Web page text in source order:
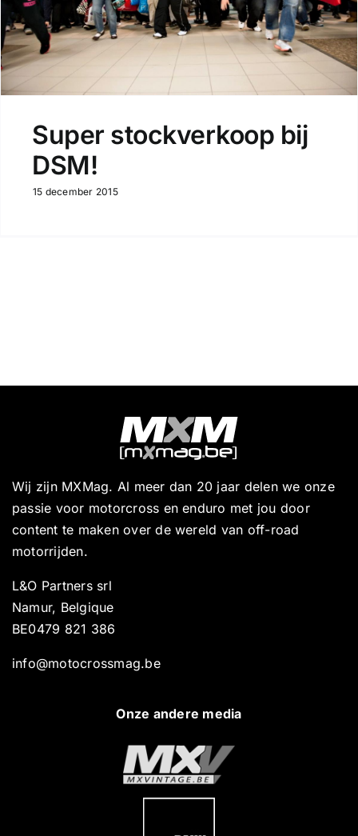
Super stockverkoop bij
DSM!
15 december 2015
Wij zijn MXMag. Al meer dan 20 jaar delen we onze
passie voor motorcross en enduro met jou door
content te maken over de wereld van off-road
motorrijden.
L&O Partners srl
Namur, Belgique
BE0479 821 386
info@motocrossmag.be
Onze andere media